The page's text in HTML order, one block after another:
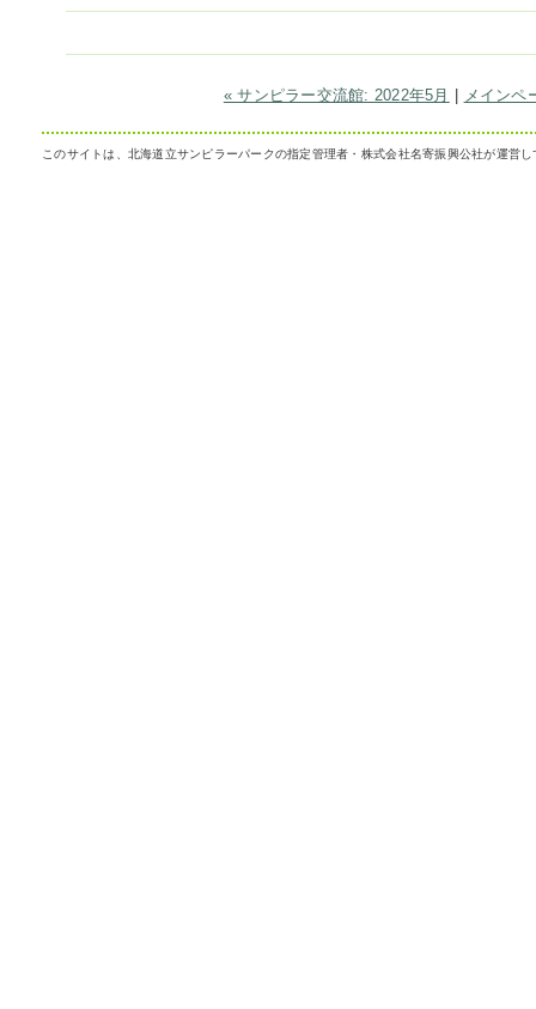
« サンピラー交流館: 2022年5月 メインペ
このサイトは、北海道立サンピラーパークの指定管理者・株式会社名寄振興公社が運営